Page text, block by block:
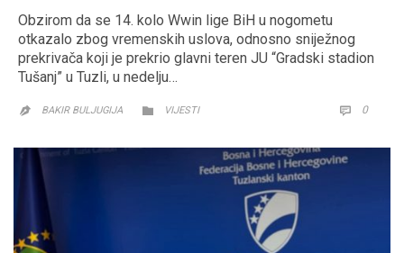
Obzirom da se 14. kolo Wwin lige BiH u nogometu
otkazalo zbog vremenskih uslova, odnosno sniježnog
prekrivača koji je prekrio glavni teren JU “Gradski stadion
Tušanj” u Tuzli, u nedelju…
 BAKIR BULJUGIJA  CATEGORY
VIJESTI  0